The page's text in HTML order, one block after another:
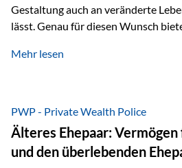
Gestaltung auch an veränderte
lässt. Genau für diesen Wunsch
Vienna-Life eine interessante
Ausgangssituation Stellen Sie sich
Großeltern haben über viele Jahre
Wunsch ist es, dieses Vermögen
Kindern, sondern langfristig auch
Mehr lesen
PWP - Private Wealth Police
Älteres Ehepaar:
und den überlebenden